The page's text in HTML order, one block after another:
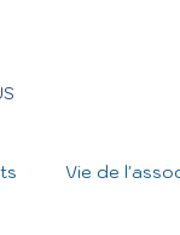
Vie de